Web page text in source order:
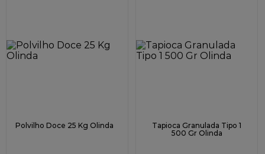
Polvilho Doce 25 Kg Olinda
Tapioca Granulada Tipo 1
500 Gr Olinda